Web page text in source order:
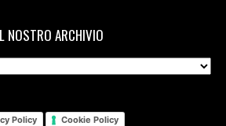
NOSTRO ARCHIVIO
Policy Cookie Policy